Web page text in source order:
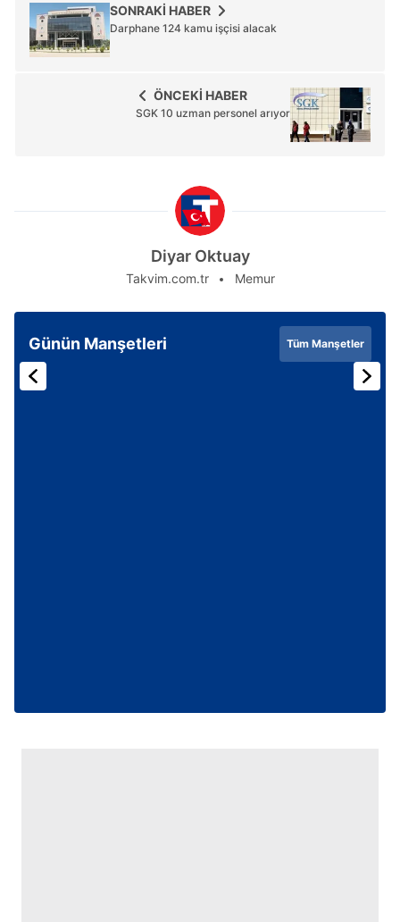
SONRAKİ HABER
Darphane 124 kamu işçisi alacak
ÖNCEKİ HABER
SGK 10 uzman personel arıyor
Diyar Oktuay
Takvim.com.tr Memur
Günün Manşetleri Tüm Manşetler